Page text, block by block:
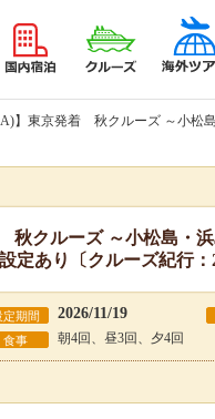
】東京発着 秋クルーズ ～小松
クルーズ ～小松島・
あり〔クルーズ紀行：
定期間 2026/11/19
食事 朝4回、昼3回、夕4回